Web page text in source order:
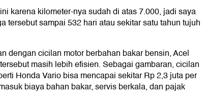
karena kilometer-nya sudah di atas 7.000, jadi saya
tersebut sampai 532 hari atau sekitar satu tahun tujuh
dengan cicilan motor berbahan bakar bensin, Acel
masih lebih efisien. Sebagai gambaran, cicilan
Honda Vario bisa mencapai sekitar Rp 2,3 juta per
biaya bahan bakar, servis berkala, dan pajak